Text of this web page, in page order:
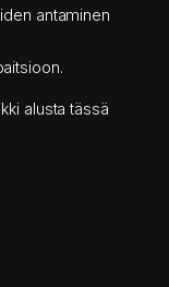
antaminen
alusta tässä